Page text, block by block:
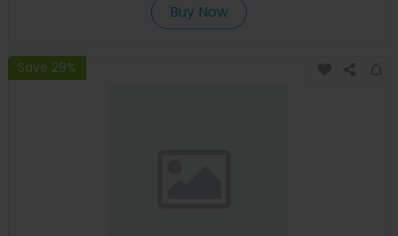
Buy Now
Save 29%